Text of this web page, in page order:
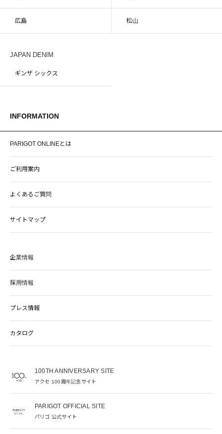
広島 松山
JAPAN DENIM
ギンザ シックス
INFORMATION
PARIGOT ONLINEとは
ご利用案内
よくあるご質問
サイトマップ
企業情報
採用情報
プレス情報
カタログ
100TH ANNIVERSARY SITE
アクセ 100周年記念サイト
PARIGOT OFFICIAL SITE
パリゴ 公式サイト